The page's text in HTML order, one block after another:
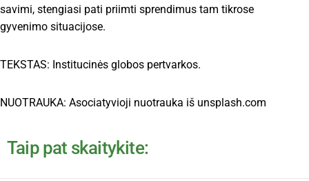
savimi, stengiasi pati priimti sprendimus tam tikrose
gyvenimo situacijose.
TEKSTAS: Institucinės globos pertvarkos.
NUOTRAUKA: Asociatyvioji nuotrauka iš unsplash.com
Taip pat skaitykite: